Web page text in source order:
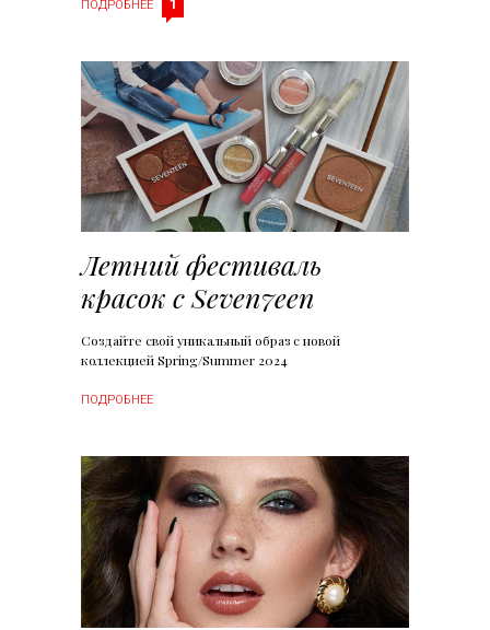
ПОДРОБНЕЕ
Летний фестиваль
красок с Seven7een
Создайте свой уникальный образ с новой
коллекцией Spring/Summer 2024
ПОДРОБНЕЕ